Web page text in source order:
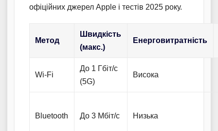
офіційних джерел Apple і тестів 2025 року.
Метод
Швидкість
(макс.)
Енерговитратність
Wi-Fi
До 1 Гбіт/с
(5G)
Висока
Bluetooth До 3 Мбіт/с Низька